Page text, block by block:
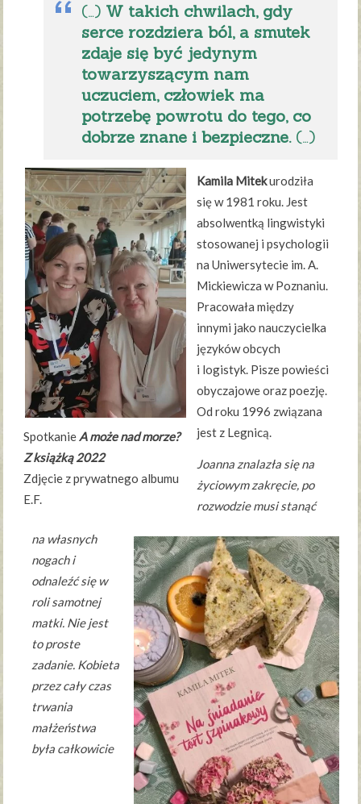
(…) W takich chwilach, gdy
serce rozdziera ból, a smutek
zdaje się być jedynym
towarzyszącym nam
uczuciem, człowiek ma
potrzebę powrotu do tego, co
dobrze znane i bezpieczne. (…)
SpotkanieA może nad morze?
Z książką 2022
Zdjęcie z prywatnego albumu
E.F.
Kamila Mitekurodziła
się w 1981 roku. Jest
absolwentką lingwistyki
stosowanej i psychologii
na Uniwersytecie im. A.
Mickiewicza w Poznaniu.
Pracowała między
innymi jako nauczycielka
języków obcych
i logistyk. Pisze powieści
obyczajowe oraz poezję.
Od roku 1996 związana
jest z Legnicą.
Joanna znalazła się na
życiowym zakręcie, po
rozwodzie musi stanąć
na własnych
nogach i
odnaleźć się w
roli samotnej
matki. Nie jest
to proste
zadanie. Kobieta
przez cały czas
trwania
małżeństwa
była całkowicie